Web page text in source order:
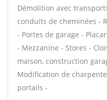
Démolition avec
conduits de cheminées -
- Portes de garage -
- Mezzanine - Stores -
maison, construction
Modification de
portails -